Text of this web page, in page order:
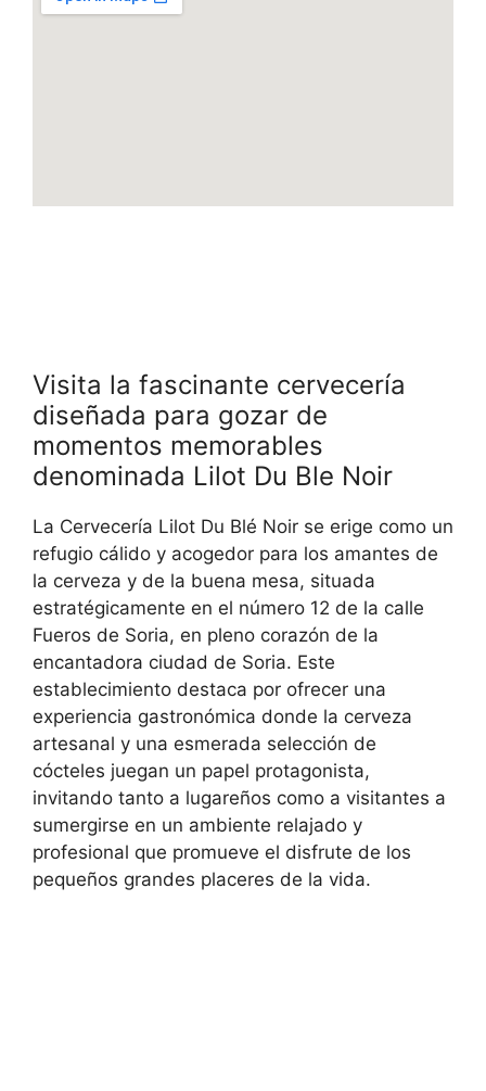
Visita la fascinante cervecería
diseñada para gozar de
momentos memorables
denominada Lilot Du Ble Noir
La Cervecería Lilot Du Blé Noir se erige como un
refugio cálido y acogedor para los amantes de
la cerveza y de la buena mesa, situada
estratégicamente en el número 12 de la calle
Fueros de Soria, en pleno corazón de la
encantadora ciudad de Soria. Este
establecimiento destaca por ofrecer una
experiencia gastronómica donde la cerveza
artesanal y una esmerada selección de
cócteles juegan un papel protagonista,
invitando tanto a lugareños como a visitantes a
sumergirse en un ambiente relajado y
profesional que promueve el disfrute de los
pequeños grandes placeres de la vida.